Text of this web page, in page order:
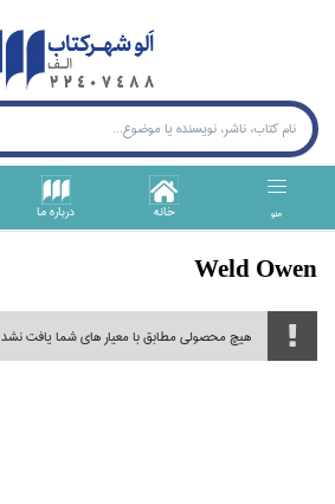
منو خانه درباره ما
Weld Owen
هیچ محصولی مطابق با معیار های شما یافت نشد